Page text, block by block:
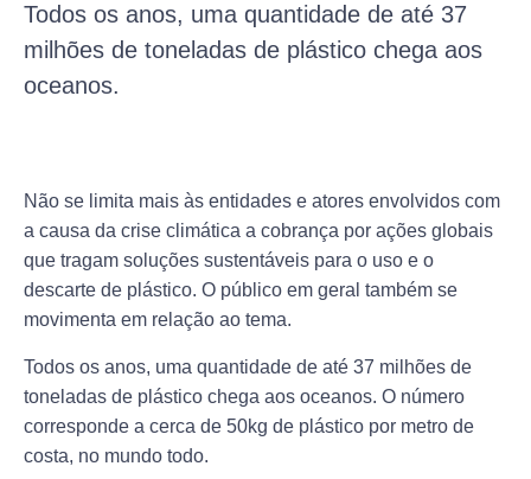
Todos os anos, uma quantidade de até 37
milhões de toneladas de plástico chega aos
oceanos.
Não se limita mais às entidades e atores envolvidos com
a causa da crise climática a cobrança por ações globais
que tragam soluções sustentáveis para o uso e o
descarte de plástico. O público em geral também se
movimenta em relação ao tema.
Todos os anos, uma quantidade de até 37 milhões de
toneladas de plástico chega aos oceanos. O número
corresponde a cerca de 50kg de plástico por metro de
costa, no mundo todo.